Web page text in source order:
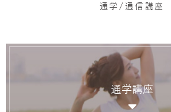
通学/通信講座
通学講座